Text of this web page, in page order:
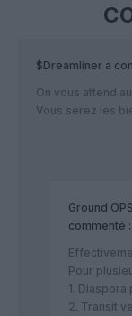
$Dreamliner a
On vous attend
Vous serez les
Ground
commenté :
Pour
1. Diaspora
2. Transit